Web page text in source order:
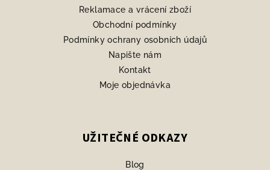
Reklamace a vrácení zboží
Obchodní podmínky
Podmínky ochrany osobních údajů
Napište nám
Kontakt
Moje objednávka
UŽITEČNÉ ODKAZY
Blog